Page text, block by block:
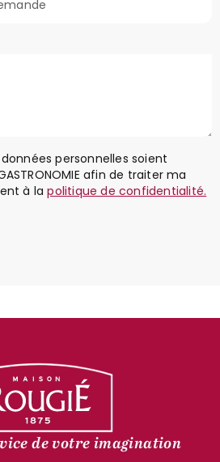
personnelles soient
afin de traiter ma
à lapolitique de confidentialité.
de votre imagination